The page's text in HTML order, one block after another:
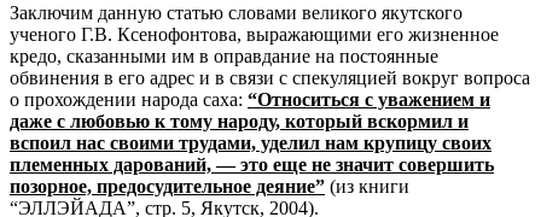
Заключим данную статью словами великого якутского
ученого Г.В. Ксенофонтова, выражающими его жизненное
кредо, сказанными им в оправдание на постоянные
обвинения в его адрес и в связи с спекуляцией вокруг вопроса
о прохождении народа саха: “Относиться с уважением и
даже с любовью к тому народу, который вскормил и
вспоил нас своими трудами, уделил нам крупицу своих
племенных дарований, — это еще не значит совершить
позорное, предосудительное деяние” (из книги
“ЭЛЛЭЙАДА”, стр. 5, Якутск, 2004).